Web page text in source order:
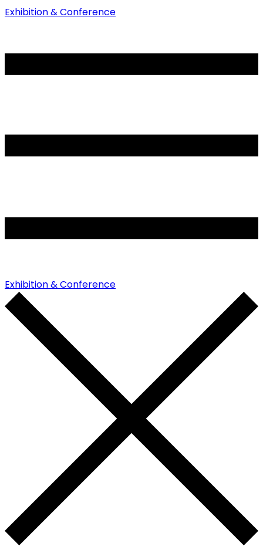
Exhibition & Conference
Exhibition & Conference